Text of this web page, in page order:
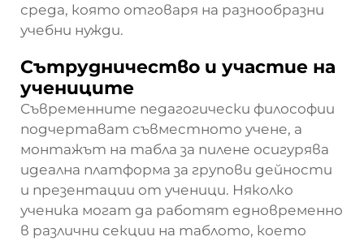
среда, която отговаря на разнообразни
учебни нужди.
Сътрудничество и участие на
учениците
Съвременните педагогически философии
подчертават съвместното учене, а
монтажът на табла за пилене осигурява
идеална платформа за групови дейности
и презентации от ученици. Няколко
ученика могат да работят едновременно
в различни секции на таблото, което